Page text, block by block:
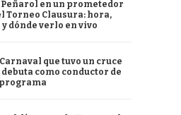
Peñarol en un prometedor
Torneo Clausura: hora,
dónde verlo en vivo
que tuvo un cruce
como conductor de